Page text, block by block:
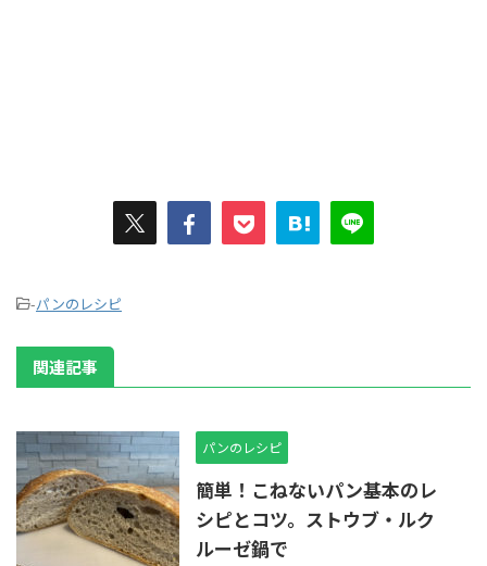
-パンのレシピ
関連記事
パンのレシピ
簡単！こねないパン基本のレ
シピとコツ。ストウブ・ルク
ルーゼ鍋で